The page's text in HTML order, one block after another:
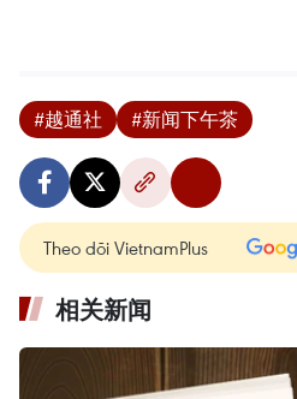
#越通社 #新闻下午茶
Theo dõi VietnamPlus
相关新闻